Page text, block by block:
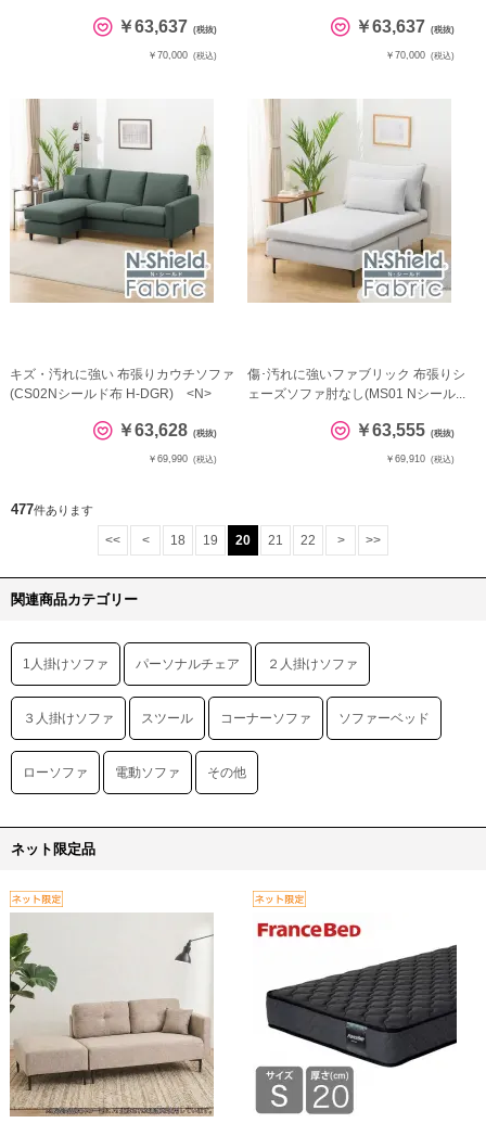
￥63,637 (税抜)
￥70,000 (税込)
￥63,637 (税抜)
￥70,000 (税込)
キズ・汚れに強い 布張りカウチソファ
(CS02Nシールド布 H-DGR) <N>
￥63,628 (税抜)
￥69,990 (税込)
傷･汚れに強いファブリック 布張りシ
ェーズソファ肘なし(MS01 Nシール...
￥63,555 (税抜)
￥69,910 (税込)
477件あります
<< < 18 19 20 21 22 > >>
関連商品カテゴリー
1人掛けソファ パーソナルチェア ２人掛けソファ
３人掛けソファ スツール コーナーソファ ソファーベッド
ローソファ 電動ソファ その他
ネット限定品